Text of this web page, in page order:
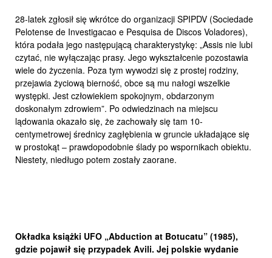
28-latek zgłosił się wkrótce do organizacji SPIPDV (Sociedade
Pelotense de Investigacao e Pesquisa de Discos Voladores),
która podała jego następującą charakterystykę: „Assis nie lubi
czytać, nie wyłączając prasy. Jego wykształcenie pozostawia
wiele do życzenia. Poza tym wywodzi się z prostej rodziny,
przejawia życiową bierność, obce są mu nałogi wszelkie
występki. Jest człowiekiem spokojnym, obdarzonym
doskonałym zdrowiem”. Po odwiedzinach na miejscu
lądowania okazało się, że zachowały się tam 10-
centymetrowej średnicy zagłębienia w gruncie układające się
w prostokąt – prawdopodobnie ślady po wspornikach obiektu.
Niestety, niedługo potem zostały zaorane.
Okładka książki UFO „Abduction at Botucatu” (1985),
gdzie pojawił się przypadek Avili. Jej polskie wydanie